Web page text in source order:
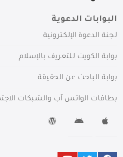
البوابات الدعوية
لجنة الدعوة الإلكترونية
بوابة الكويت للتعريف بالإسلام
بوابة الباحث عن الحقيقة
بطاقات الواتس آب والشبكات